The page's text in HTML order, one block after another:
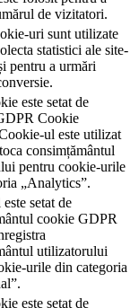
de vizitatori.
uri sunt utilizate
statistici ale site-
pentru a urmări
este setat de
Cookie
ul este utilizat
consimțământul
pentru cookie-urile
„Analytics”.
setat de
cookie GDPR
utilizatorului
urile din categoria
este setat de